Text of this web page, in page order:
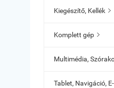
Kiegészítő, Kellék 
Komplett gép 
Multimédia,
Tablet, Navigáció,